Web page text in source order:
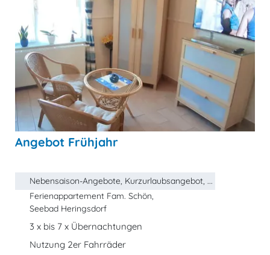
Angebot Frühjahr
Nebensaison-Angebote, Kurzurlaubsangebot, ...
Ferienappartement Fam. Schön,
Seebad Heringsdorf
3 x bis 7 x Übernachtungen
Nutzung 2er Fahrräder